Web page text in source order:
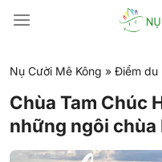
đến
dung
Nụ Cười Mê Kông » Điểm du
Chùa Tam Chúc
những ngôi chùa